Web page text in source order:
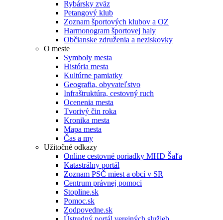
Rybársky zväz
Petangový klub
Zoznam športových klubov a OZ
Harmonogram športovej haly
Občianske združenia a neziskovky
O meste
Symboly mesta
História mesta
Kultúrne pamiatky
Geografia, obyvateľstvo
Infraštruktúra, cestovný ruch
Ocenenia mesta
Tvorivý čin roka
Kronika mesta
Mapa mesta
Čas a my
Užitočné odkazy
Online cestovné poriadky MHD Šaľa
Katastrálny portál
Zoznam PSČ miest a obcí v SR
Centrum právnej pomoci
Stopline.sk
Pomoc.sk
Zodpovedne.sk